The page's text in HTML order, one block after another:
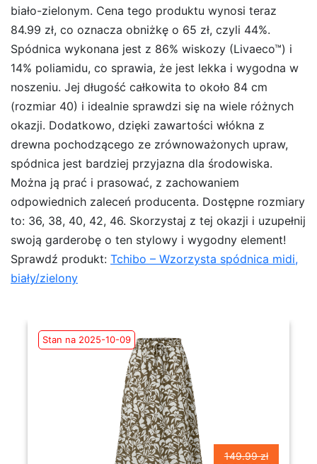
biało-zielonym. Cena tego produktu wynosi teraz
84.99 zł, co oznacza obniżkę o 65 zł, czyli 44%.
Spódnica wykonana jest z 86% wiskozy (Livaeco™) i
14% poliamidu, co sprawia, że jest lekka i wygodna w
noszeniu. Jej długość całkowita to około 84 cm
(rozmiar 40) i idealnie sprawdzi się na wiele różnych
okazji. Dodatkowo, dzięki zawartości włókna z
drewna pochodzącego ze zrównoważonych upraw,
spódnica jest bardziej przyjazna dla środowiska.
Można ją prać i prasować, z zachowaniem
odpowiednich zaleceń producenta. Dostępne rozmiary
to: 36, 38, 40, 42, 46. Skorzystaj z tej okazji i uzupełnij
swoją garderobę o ten stylowy i wygodny element!
Sprawdź produkt: Tchibo – Wzorzysta spódnica midi,
biały/zielony
Stan na 2025-10-09
149.99 zł